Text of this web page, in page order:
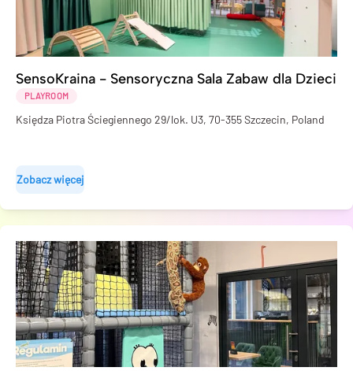
SensoKraina - Sensoryczna Sala Zabaw dla Dzieci
PLAYROOM
Księdza Piotra Ściegiennego 29/lok. U3, 70-355 Szczecin, Poland
Zobacz więcej